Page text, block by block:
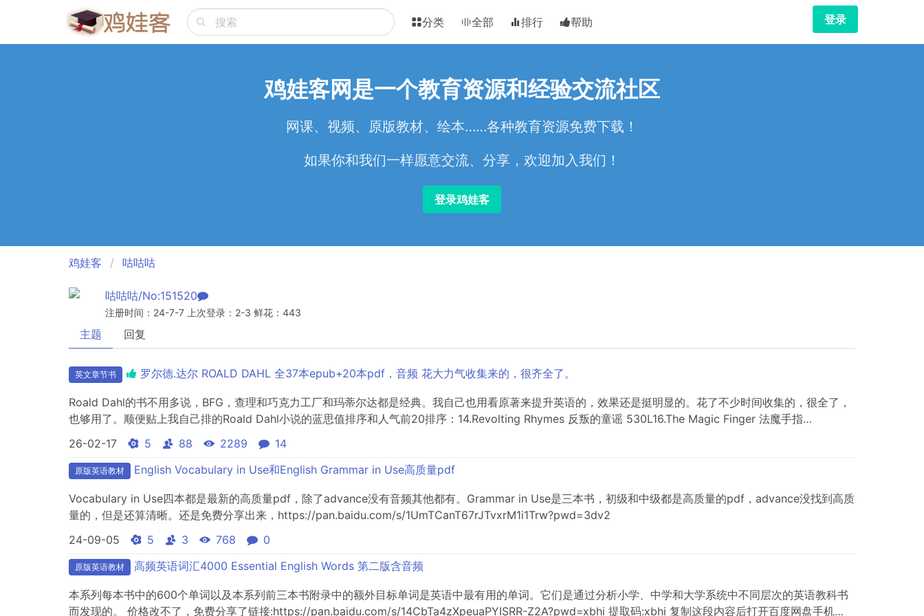
分类 全部 排行 帮助 登录
鸡娃客网是一个教育资源和经验交流社区
网课、视频、原版教材、绘本……各种教育资源免费下载！
如果你和我们一样愿意交流、分享，欢迎加入我们！
登录鸡娃客
鸡娃客 咕咕咕
咕咕咕/No:151520
注册时间：24-7-7 上次登录：2-3 鲜花：443
主题 回复
英文章节书 罗尔德.达尔 ROALD DAHL 全37本epub+20本pdf，音频 花大力气收集来的，很齐全了。
Roald Dahl的书不用多说，BFG，查理和巧克力工厂和玛蒂尔达都是经典。我自己也用看原著来提升英语的，效果还是挺明显的。花了不少时间收集的，很全了，
也够用了。顺便贴上我自己排的Roald Dahl小说的蓝思值排序和人气前20排序：14.Revolting Rhymes 反叛的童谣 530L16.The Magic Finger 法魔‬手指
560L7.Fantastic Mr Fox 不了‬...
26-02-17 5 88 2289 14
原版英语教材 English Vocabulary in Use和English Grammar in Use高质量pdf
Vocabulary in Use四本都是最新的高质量pdf，除了advance没有音频其他都有。Grammar in Use是三本书，初级和中级都是高质量的pdf，advance没找到高质
量的，但是还算清晰。还是免费分享出来，https://pan.baidu.com/s/1UmTCanT67rJTvxrM1i1Trw?pwd=3dv2
24-09-05
5 3 768 0
原版英语教材 高频英语词汇4000 Essential English Words 第二版含音频
本系列每本书中的600个单词以及本系列前三本书附录中的额外目标单词是英语中最有用的单词。它们是通过分析小学、中学和大学系统中不同层次的英语教科书
而发现的。 价格改不了，免费分享了链接:https://pan.baidu.com/s/14CbTa4zXpeuaPYISRR-Z2A?pwd=xbhi 提取码:xbhi 复制这段内容后打开百度网盘手机